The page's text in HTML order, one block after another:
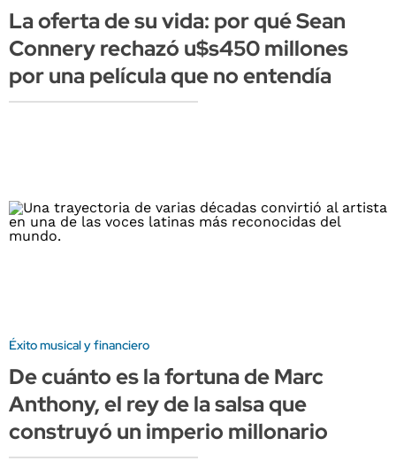
La oferta de su vida: por qué Sean
Connery rechazó u$s450 millones
por una película que no entendía
Éxito musical y financiero
De cuánto es la fortuna de Marc
Anthony, el rey de la salsa que
construyó un imperio millonario